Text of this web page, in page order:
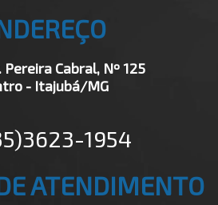
Cabral, Nº 125
- Itajubá/MG
1954
ATENDIMENTO